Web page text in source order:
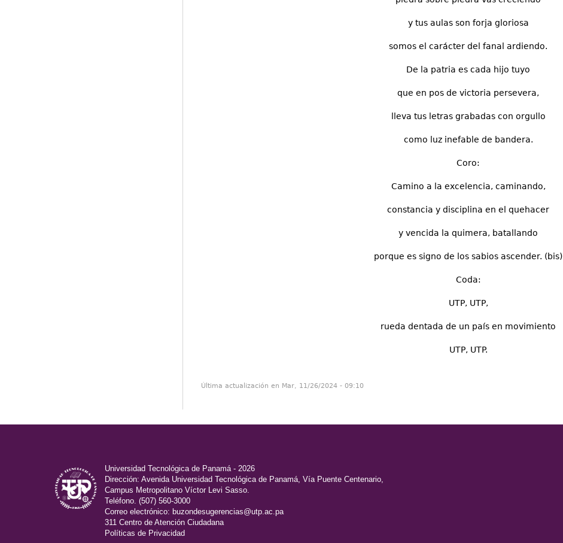
y tus aulas son forja gloriosa
somos el carácter del fanal ardiendo.
De la patria es cada hijo tuyo
que en pos de victoria persevera,
lleva tus letras grabadas con orgullo
como luz inefable de bandera.
Coro:
Camino a la excelencia, caminando,
constancia y disciplina en el quehacer
y vencida la quimera, batallando
porque es signo de los sabios ascender. (bis)
Coda:
UTP, UTP,
rueda dentada de un país en movimiento
UTP, UTP.
Última actualización en Mar, 11/26/2024 - 09:10
Universidad Tecnológica de Panamá - 2026
Dirección: Avenida Universidad Tecnológica de Panamá, Vía Puente Centenario,
Campus Metropolitano Víctor Levi Sasso.
Teléfono. (507) 560-3000
Correo electrónico: buzondesugerencias@utp.ac.pa
311 Centro de Atención Ciudadana
Políticas de Privacidad